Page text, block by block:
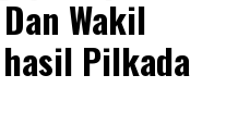
Wakil
Pilkada